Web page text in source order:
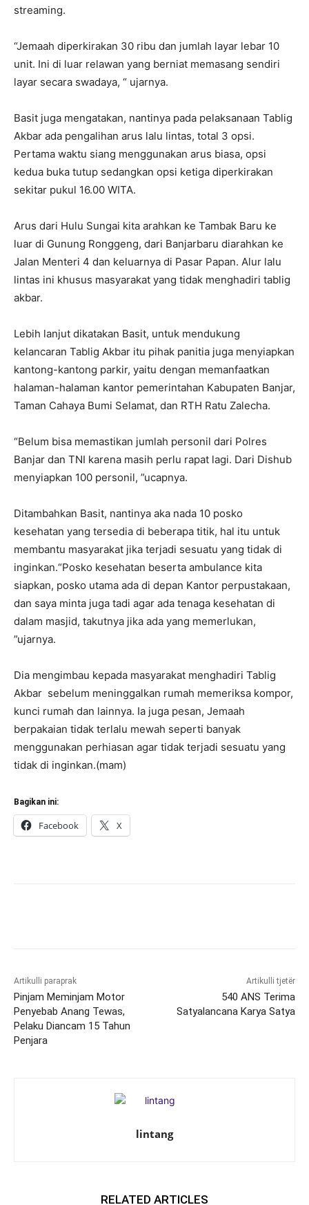
streaming.
“Jemaah diperkirakan 30 ribu dan jumlah layar lebar 10
unit. Ini di luar relawan yang berniat memasang sendiri
layar secara swadaya, “ ujarnya.
Basit juga mengatakan, nantinya pada pelaksanaan Tablig
Akbar ada pengalihan arus lalu lintas, total 3 opsi.
Pertama waktu siang menggunakan arus biasa, opsi
kedua buka tutup sedangkan opsi ketiga diperkirakan
sekitar pukul 16.00 WITA.
Arus dari Hulu Sungai kita arahkan ke Tambak Baru ke
luar di Gunung Ronggeng, dari Banjarbaru diarahkan ke
Jalan Menteri 4 dan keluarnya di Pasar Papan. Alur lalu
lintas ini khusus masyarakat yang tidak menghadiri tablig
akbar.
Lebih lanjut dikatakan Basit, untuk mendukung
kelancaran Tablig Akbar itu pihak panitia juga menyiapkan
kantong-kantong parkir, yaitu dengan memanfaatkan
halaman-halaman kantor pemerintahan Kabupaten Banjar,
Taman Cahaya Bumi Selamat, dan RTH Ratu Zalecha.
“Belum bisa memastikan jumlah personil dari Polres
Banjar dan TNI karena masih perlu rapat lagi. Dari Dishub
menyiapkan 100 personil, ”ucapnya.
Ditambahkan Basit, nantinya aka nada 10 posko
kesehatan yang tersedia di beberapa titik, hal itu untuk
membantu masyarakat jika terjadi sesuatu yang tidak di
inginkan.“Posko kesehatan beserta ambulance kita
siapkan, posko utama ada di depan Kantor perpustakaan,
dan saya minta juga tadi agar ada tenaga kesehatan di
dalam masjid, takutnya jika ada yang memerlukan,
”ujarnya.
Dia mengimbau kepada masyarakat menghadiri Tablig
Akbar sebelum meninggalkan rumah memeriksa kompor,
kunci rumah dan lainnya. Ia juga pesan, Jemaah
berpakaian tidak terlalu mewah seperti banyak
menggunakan perhiasan agar tidak terjadi sesuatu yang
tidak di inginkan.(mam)
Bagikan ini:
Facebook X
Artikulli paraprak
Pinjam Meminjam Motor
Penyebab Anang Tewas,
Pelaku Diancam 15 Tahun
Penjara
Artikulli tjetër
540 ANS Terima
Satyalancana Karya Satya
lintang
RELATED ARTICLES